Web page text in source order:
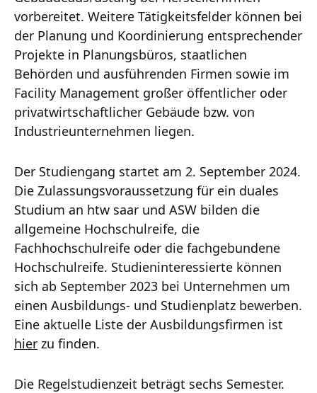
vorbereitet. Weitere Tätigkeitsfelder können bei
der Planung und Koordinierung entsprechender
Projekte in Planungsbüros, staatlichen
Behörden und ausführenden Firmen sowie im
Facility Management großer öffentlicher oder
privatwirtschaftlicher Gebäude bzw. von
Industrieunternehmen liegen.
Der Studiengang startet am 2. September 2024.
Die Zulassungsvoraussetzung für ein duales
Studium an htw saar und ASW bilden die
allgemeine Hochschulreife, die
Fachhochschulreife oder die fachgebundene
Hochschulreife. Studieninteressierte können
sich ab September 2023 bei Unternehmen um
einen Ausbildungs- und Studienplatz bewerben.
Eine aktuelle Liste der Ausbildungsfirmen ist
hier zu finden.
Die Regelstudienzeit beträgt sechs Semester.